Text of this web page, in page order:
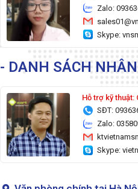
Zalo:
Skype:
- DANH SÁCH
Hỗ trợ kỹ thuật:
SĐT:
Zalo:
Skype: